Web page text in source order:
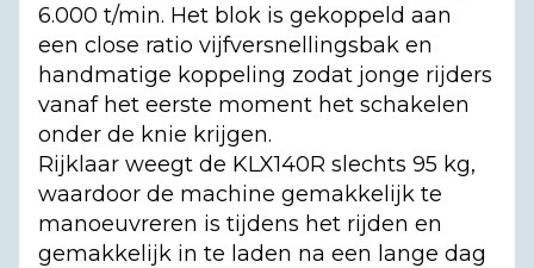
6.000 t/min. Het blok is gekoppeld aan
een close ratio vijfversnellingsbak en
handmatige koppeling zodat jonge rijders
vanaf het eerste moment het schakelen
onder de knie krijgen.
Rijklaar weegt de KLX140R slechts 95 kg,
waardoor de machine gemakkelijk te
manoeuvreren is tijdens het rijden en
gemakkelijk in te laden na een lange dag